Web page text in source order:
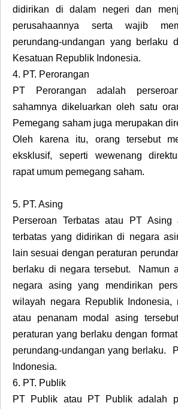
didirikan di dalam negeri dan
perusahaannya serta wajib
perundang-undangan yang berlaku
Kesatuan Republik Indonesia.
4. PT. Perorangan
PT Perorangan adalah
sahamnya dikeluarkan oleh satu
Pemegang saham juga merupakan
Oleh karena itu, orang tersebut
eksklusif, seperti wewenang
rapat umum pemegang saham.
5. PT. Asing
Perseroan Terbatas atau PT Asing
terbatas yang didirikan di negara
lain sesuai dengan peraturan
berlaku di negara tersebut. Namun
negara asing yang mendirikan
wilayah negara Republik Indonesia,
atau penanam modal asing
peraturan yang berlaku dengan
perundang-undangan yang berlaku.
Indonesia.
6. PT. Publik
PT Publik atau PT Publik adalah